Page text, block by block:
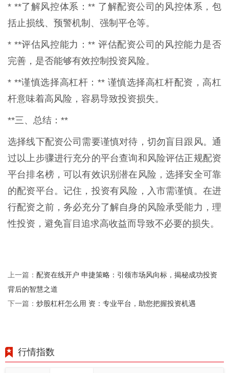
* **了解风控体系：** 了解配资公司的风控体系，包
括止损线、预警机制、强制平仓等。
* **评估风控能力：** 评估配资公司的风控能力是否
完善，是否能够有效控制投资风险。
* **谨慎选择高杠杆：** 谨慎选择高杠杆配资，高杠
杆意味着高风险，容易导致投资损失。
**三、总结：**
选择线下配资公司需要谨慎对待，切勿盲目跟风。通
过以上步骤进行充分的平台查询和风险评估正规配资
平台排名榜，可以有效识别潜在风险，选择安全可靠
的配资平台。记住，投资有风险，入市需谨慎。在进
行配资之前，务必充分了解自身的风险承受能力，理
性投资，避免盲目追求高收益而导致不必要的损失。
上一篇： 配资在线开户 申捷策略：引领市场风向标，揭秘成功投资
背后的智慧之道
下一篇： 炒股杠杆怎么用 资：专业平台，助您把握投资机遇
行情指数